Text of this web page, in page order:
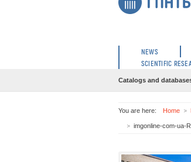
NEWS
SCIENTIFIC
Catalogs and
You are here: Home
imgonline-com-ua-